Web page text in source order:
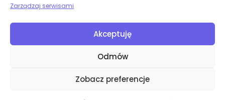
Zarządzaj serwisami
Akceptuję
Odmów
Zobacz preferencje
BDSM